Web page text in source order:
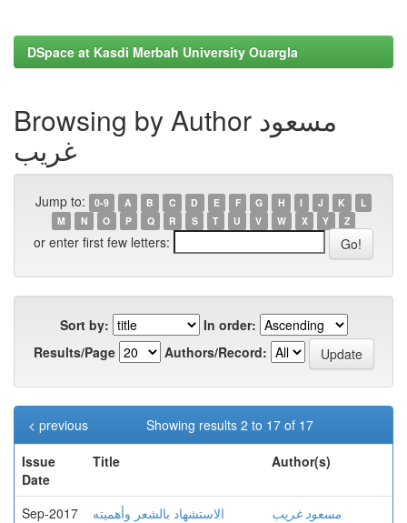
DSpace at Kasdi Merbah University Ouargla
Browsing by Author مسعود
غريب
Jump to: 0-9 A B C D E F G H I J K
L
M
N O P Q R S T U V W X Y Z
or enter first few letters:
Sort by:
In order:
Results/Page
Authors/Record:
Showing results 2 to 17 of 17
< previous
Issue
Date
Title Author(s)
Sep-2017 الاستشهاد بالشعر وأهميته
مسعود غريب